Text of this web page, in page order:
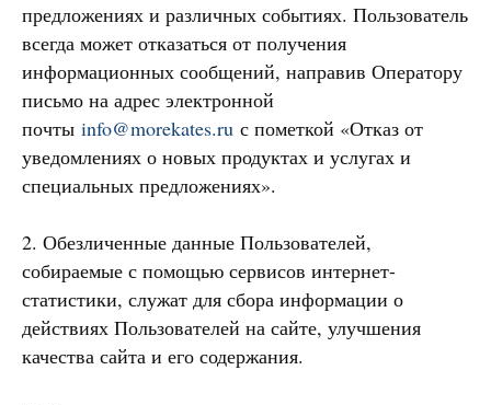
предложениях и различных событиях. Пользователь
всегда может отказаться от получения
информационных сообщений, направив Оператору
письмо на адрес электронной
почты info@morekates.ru с пометкой «Отказ от
уведомлениях о новых продуктах и услугах и
специальных предложениях».
2. Обезличенные данные Пользователей,
собираемые с помощью сервисов интернет-
статистики, служат для сбора информации о
действиях Пользователей на сайте, улучшения
качества сайта и его содержания.